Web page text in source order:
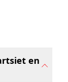
en